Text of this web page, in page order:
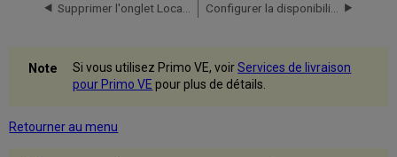
d'Accès
locales
depuis
Si vous utilisez Primo VE, voirServices de livraison
pour Primo VE pour plus de détails.
Retourner au menu